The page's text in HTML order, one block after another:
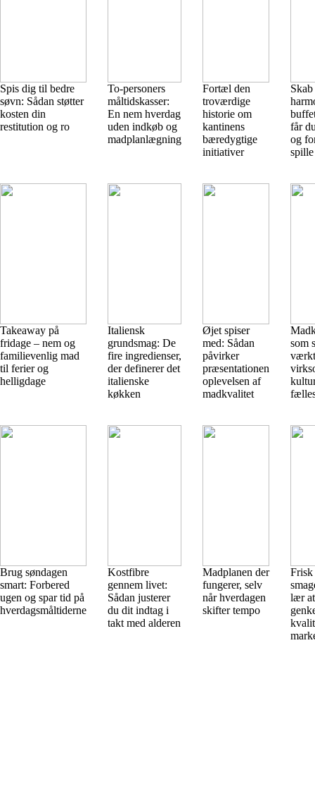
Spis dig til bedre
søvn: Sådan støtter
kosten din
restitution og ro
To-personers
måltidskasser:
En nem hverdag
uden indkøb og
madplanlægning
Fortæl den
troværdige
historie om
kantinens
bæredygtige
initiativer
Skab
får
og
spille
Takeaway på
fridage – nem og
familievenlig mad
til ferier og
helligdage
Italiensk
grundsmag: De
fire ingredienser,
der definerer det
italienske
køkken
Øjet spiser
med: Sådan
påvirker
præsentationen
oplevelsen af
madkvalitet
som
Brug søndagen
smart: Forbered
ugen og spar tid på
hverdagsmåltiderne
Kostfibre
gennem livet:
Sådan justerer
du dit indtag i
takt med alderen
Madplanen der
fungerer, selv
når hverdagen
skifter tempo
lær at